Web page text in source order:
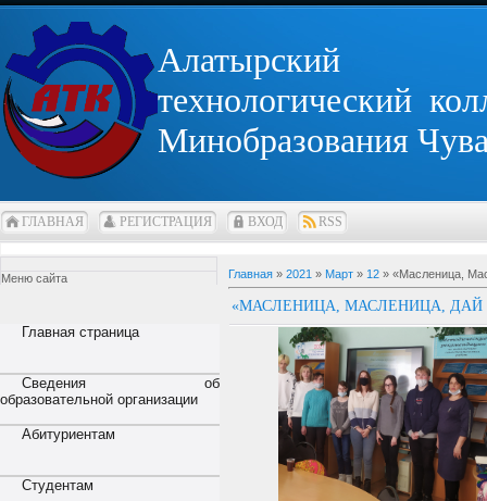
Алатырский
технологический
Минобразования
ГЛАВНАЯ РЕГИСТРАЦИЯ ВХОД RSS
Меню сайта
Главная страница
Сведения об
образовательной организации
Абитуриентам
Студентам
Главная » 2021 » Март » 12 » «Масленица,
«МАСЛЕНИЦА, МАСЛЕНИЦА,